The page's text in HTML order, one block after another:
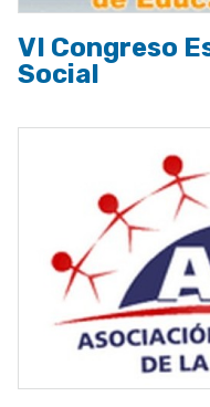
VI Congreso
Social